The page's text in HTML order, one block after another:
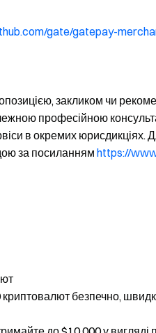
gate/gatepay-
закликом чи
професійною
в окремих юрисдикціях.
за посиланням https://
безпечно,